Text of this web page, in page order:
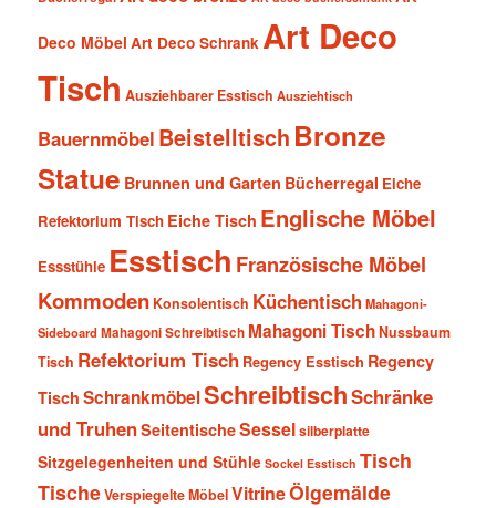
Deco Möbel Art Deco Schrank Art Deco
Tisch Ausziehbarer Esstisch Ausziehtisch
Bauernmöbel Beistelltisch Bronze
Statue Brunnen und Garten Bücherregal Eiche
Refektorium Tisch Eiche Tisch Englische Möbel
Essstühle Esstisch Französische Möbel
Kommoden Konsolentisch Küchentisch Mahagoni-
SideboardMahagoni Schreibtisch Mahagoni TischNussbaum
Tisch Refektorium Tisch Regency Esstisch Regency
Tisch SchrankmöbelSchreibtischSchränke
und TruhenSeitentischeSesselsilberplatte
Sitzgelegenheiten und Stühle Sockel Esstisch Tisch
TischeVerspiegelte MöbelVitrineÖlgemälde